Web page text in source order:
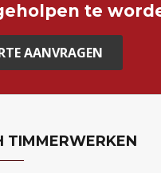
te
AANVRAGEN
TIMMERWERKEN